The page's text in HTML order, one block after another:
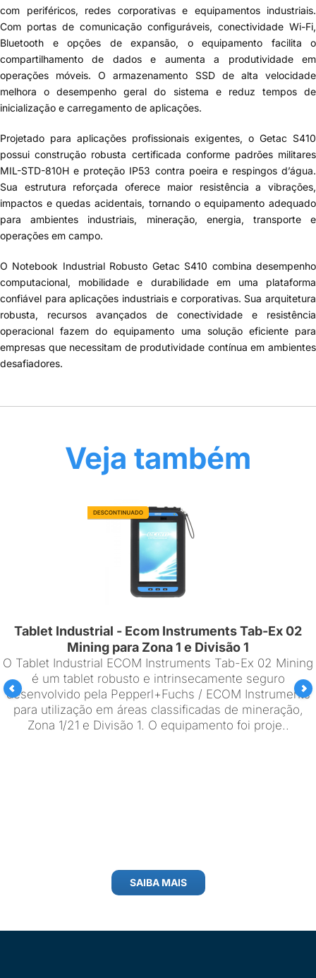
com periféricos, redes corporativas e equipamentos industriais.
Com portas de comunicação configuráveis, conectividade Wi-Fi,
Bluetooth e opções de expansão, o equipamento facilita o
compartilhamento de dados e aumenta a produtividade em
operações móveis. O armazenamento SSD de alta velocidade
melhora o desempenho geral do sistema e reduz tempos de
inicialização e carregamento de aplicações.
Projetado para aplicações profissionais exigentes, o Getac S410
possui construção robusta certificada conforme padrões militares
MIL-STD-810H e proteção IP53 contra poeira e respingos d’água.
Sua estrutura reforçada oferece maior resistência a vibrações,
impactos e quedas acidentais, tornando o equipamento adequado
para ambientes industriais, mineração, energia, transporte e
operações em campo.
O Notebook Industrial Robusto Getac S410 combina desempenho
computacional, mobilidade e durabilidade em uma plataforma
confiável para aplicações industriais e corporativas. Sua arquitetura
robusta, recursos avançados de conectividade e resistência
operacional fazem do equipamento uma solução eficiente para
empresas que necessitam de produtividade contínua em ambientes
desafiadores.
Veja também
Tablet Industrial - Ecom Instruments Tab-Ex 02
Mining para Zona 1 e Divisão 1
O Tablet Industrial ECOM Instruments Tab-Ex 02 Mining
é um tablet robusto e intrinsecamente seguro
desenvolvido pela Pepperl+Fuchs / ECOM Instruments
para utilização em áreas classificadas de mineração,
Zona 1/21 e Divisão 1. O equipamento foi proje..
SAIBA MAIS